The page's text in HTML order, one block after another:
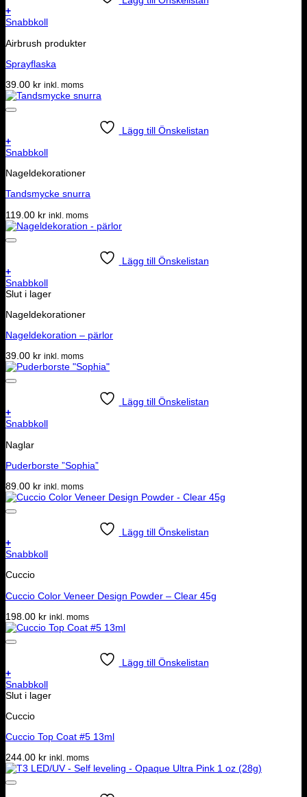
+
Snabbkoll
Airbrush produkter
Sprayflaska
39.00 kr inkl. moms
Lägg till Önskelistan
+
Snabbkoll
Nageldekorationer
Tandsmycke snurra
119.00 kr inkl. moms
Lägg till Önskelistan
+
Snabbkoll
Slut i lager
Nageldekorationer
Nageldekoration – pärlor
39.00 kr inkl. moms
Lägg till Önskelistan
+
Snabbkoll
Naglar
Puderborste ”Sophia”
89.00 kr inkl. moms
Lägg till Önskelistan
+
Snabbkoll
Cuccio
Cuccio Color Veneer Design Powder – Clear 45g
198.00 kr inkl. moms
Lägg till Önskelistan
+
Snabbkoll
Slut i lager
Cuccio
Cuccio Top Coat #5 13ml
244.00 kr inkl. moms